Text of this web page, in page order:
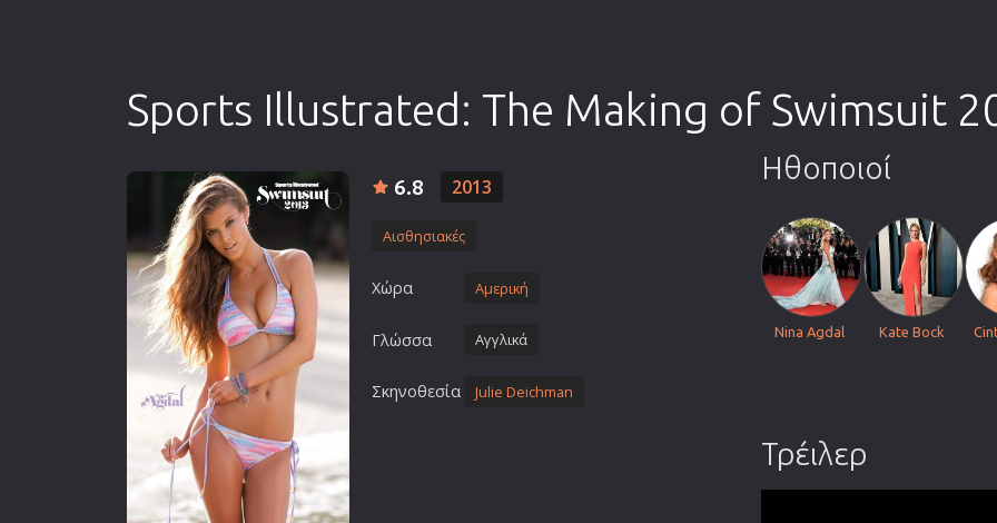
Καταστροφής Χριστουγεννιάτικες
Ρομαντικές Κωμωδίες
Sports Illustrated: The Making of Swimsuit
6.8 2013
Αισθησιακές
Χώρα Αμερική
Γλώσσα Αγγλικά
Σκηνοθεσία Julie Deichman
Ηθοποιοί
Nina Agdal Kate Bock
Τρέιλερ